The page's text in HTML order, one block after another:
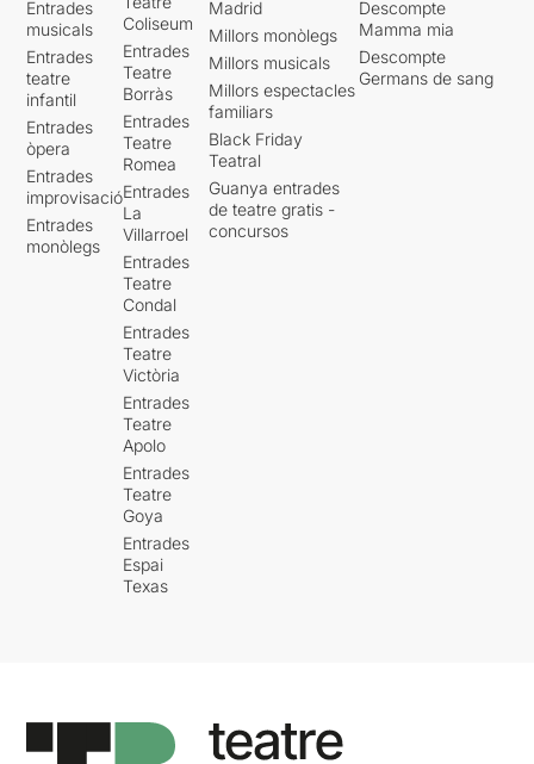
Entrades
musicals
Entrades
teatre
infantil
Entrades
òpera
Entrades
improvisació
Entrades
monòlegs
Coliseum
Entrades
Teatre
Borràs
Entrades
Teatre
Romea
Entrades
La
Villarroel
Entrades
Teatre
Condal
Entrades
Teatre
Victòria
Entrades
Teatre
Apolo
Entrades
Teatre
Goya
Entrades
Espai
Texas
Madrid
Millors monòlegs
Millors musicals
Millors espectacles
familiars
Black Friday
Teatral
Guanya entrades
de teatre gratis -
concursos
Descompte
Mamma mia
Descompte
Germans de sang